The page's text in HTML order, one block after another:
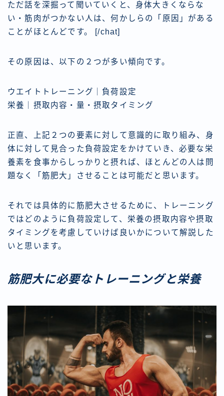
ただ話を深掘って聞いていくと、身体大きくならな
い・筋肉がつかない人は、何かしらの「原因」がある
ことがほとんどです。 [/chat]
その原因は、以下の２つが多い傾向です。
ウエイトトレーニング｜負荷設定
栄養｜摂取内容・量・摂取タイミング
正直、上記２つの要素に対して意識的に取り組み、身
体に対して見合った負荷設定をかけていき、必要な栄
養素を食事からしっかりと摂れば、ほとんどの人は問
題なく「筋肥大」させることは可能だと思います。
それでは具体的に筋肥大させるために、トレーニング
ではどのように負荷設定して、栄養の摂取内容や摂取
タイミングを考慮していけば良いかについて解説した
いと思います。
筋肥大に必要なトレーニングと栄養